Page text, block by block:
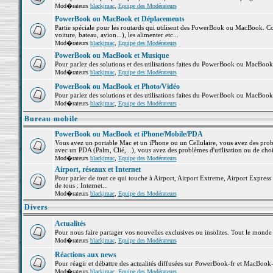
Mod�rateurs blackjmac, Equipe des Modérateurs
PowerBook ou MacBook et Déplacements
Partie spéciale pour les routards qui utilisent des PowerBook ou MacBook.
voiture, bateau, avion...), les alimenter etc...
Mod�rateurs blackjmac, Equipe des Modérateurs
PowerBook ou MacBook et Musique
Pour parlez des solutions et des utilisations faites du PowerBook ou
Mod�rateurs blackjmac, Equipe des Modérateurs
PowerBook ou MacBook et Photo/Vidéo
Pour parlez des solutions et des utilisations faites du PowerBook ou
Mod�rateurs blackjmac, Equipe des Modérateurs
Bureau mobile
PowerBook ou MacBook et iPhone/Mobile/PDA
Vous avez un portable Mac et un iPhone ou un Cellulaire, vous avez des
avec un PDA (Palm, Clié,...), vous avez des problèmes d'utilisation ou de
Mod�rateurs blackjmac, Equipe des Modérateurs
Airport, réseaux et Internet
Pour parler de tout ce qui touche à Airport, Airport Extreme, Airport
de tous : Internet...
Mod�rateurs blackjmac, Equipe des Modérateurs
Divers
Actualités
Pour nous faire partager vos nouvelles exclusives ou insolites. Tout le
Mod�rateurs blackjmac, Equipe des Modérateurs
Réactions aux news
Pour réagir et débattre des actualités diffusées sur PowerBook-fr et
Mod�rateurs blackjmac, Equipe des Modérateurs